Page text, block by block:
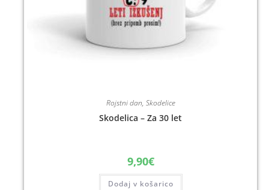
Rojstni dan, Skodelice
Skodelica – Za 30 let
9,90€
Dodaj v košarico